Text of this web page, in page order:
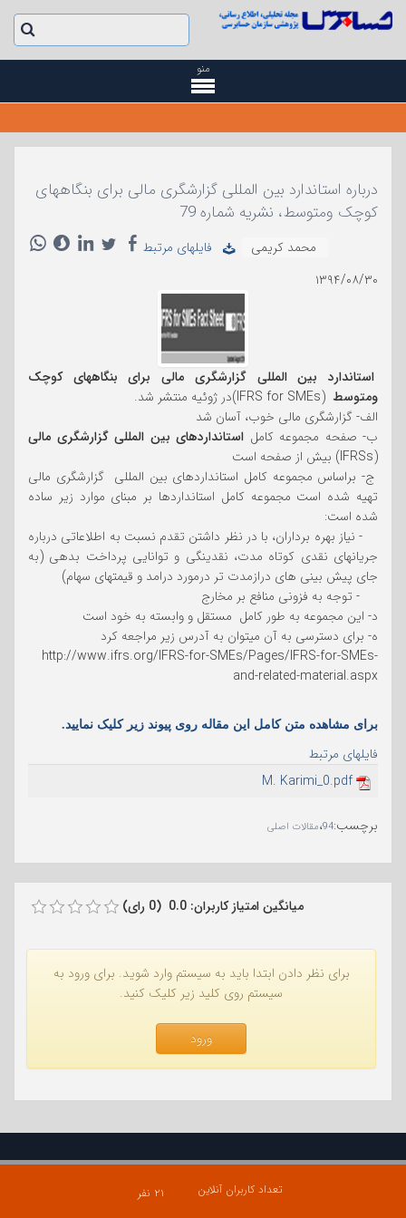
منو
درباره استاندارد بین المللی گزارشگری مالی برای بنگاههای
کوچک ومتوسط، نشریه شماره 79
محمد کریمی
فایلهای مرتبط
۱۳۹۴/۰۸/۳۰
استاندارد بین المللی گزارشگری مالی برای بنگاههای کوچک
ومتوسط (IFRS for SMEs)در ژوئیه منتشر شد.
الف- گزارشگری مالی خوب، آسان شد
ب- صفحه مجموعه کامل استانداردهای بین المللی گزارشگری مالی
(IFRSs) بیش از صفحه است
ج- براساس مجموعه کامل استانداردهای بین المللی گزارشگری مالی
تهیه شده است مجموعه کامل استانداردها بر مبنای موارد زیر ساده
شده است:
- نیاز بهره برداران، با در نظر داشتن تقدم نسبت به اطلاعاتی درباره
جریانهای نقدی کوتاه مدت، نقدینگی و توانایی پرداخت بدهی (به
جای پیش بینی های درازمدت تر درمورد درامد و قیمتهای سهام)
- توجه به فزونی منافع بر مخارج
د- این مجموعه به طور کامل مستقل و وابسته به خود است
ه- برای دسترسی به آن میتوان به آدرس زیر مراجعه کرد
http://www.ifrs.org/IFRS-for-SMEs/Pages/IFRS-for-SMEs-
and-related-material.aspx
برای مشاهده متن کامل این مقاله روی پیوند زیر کلیک نمایید.
فایلهای مرتبط
M. Karimi_0.pdf
برچسب:
94،مقالات اصلی
میانگین امتیاز کاربران: 0.0 (0 رای)
برای نظر دادن ابتدا باید به سیستم وارد شوید. برای ورود به
سیستم روی کلید زیر کلیک کنید.
ورود
تعداد کاربران آنلاین
۲۱ نفر